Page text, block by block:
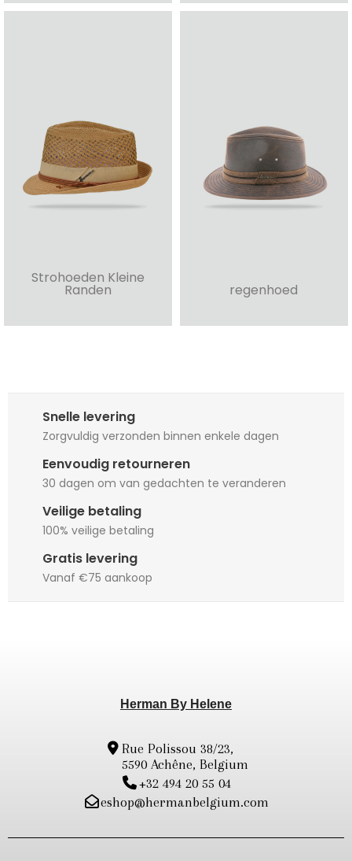
Strohoeden Kleine
Randen regenhoed
Snelle levering
Zorgvuldig verzonden binnen enkele dagen
Eenvoudig retourneren
30 dagen om van gedachten te veranderen
Veilige betaling
100% veilige betaling
Gratis levering
Vanaf €75 aankoop
Herman By Helene
Rue Polissou 38/23,
5590 Achêne, Belgium
+32 494 20 55 04
eshop@hermanbelgium.com